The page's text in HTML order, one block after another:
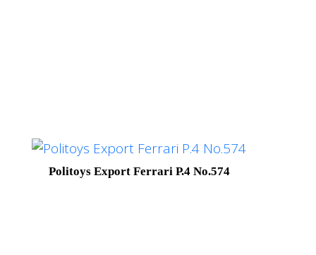
Politoys Export Ferrari P.4 No.574